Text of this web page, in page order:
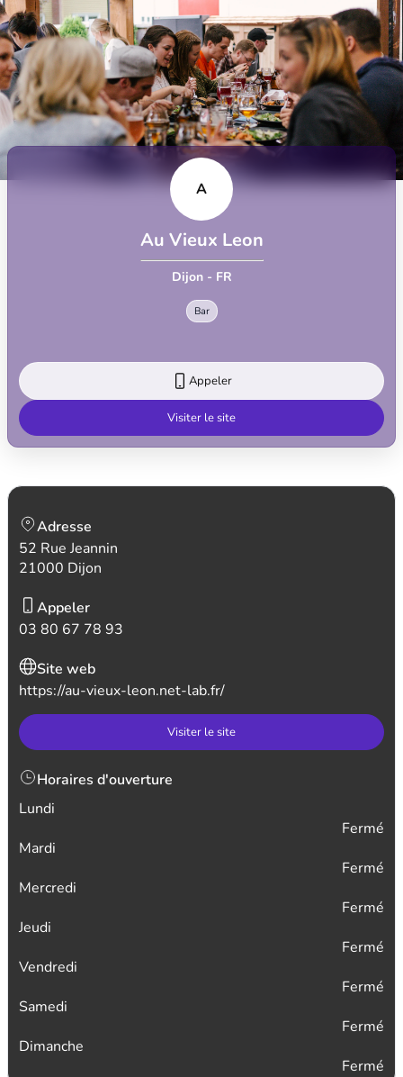
A
Au Vieux Leon
Dijon - FR
Bar
Appeler
Visiter le site
Adresse
52 Rue Jeannin
21000 Dijon
Appeler
03 80 67 78 93
Site web
https://au-vieux-leon.net-lab.fr/
Visiter le site
Horaires d'ouverture
Lundi
Fermé
Mardi
Fermé
Mercredi
Fermé
Jeudi
Fermé
Vendredi
Fermé
Samedi
Fermé
Dimanche
Fermé